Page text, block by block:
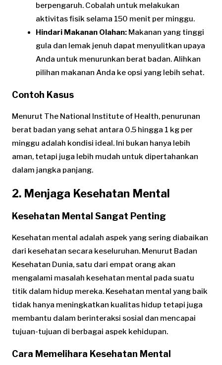
berpengaruh. Cobalah untuk melakukan
aktivitas fisik selama 150 menit per minggu.
Hindari Makanan Olahan: Makanan yang tinggi
gula dan lemak jenuh dapat menyulitkan upaya
Anda untuk menurunkan berat badan. Alihkan
pilihan makanan Anda ke opsi yang lebih sehat.
Contoh Kasus
Menurut The National Institute of Health, penurunan
berat badan yang sehat antara 0.5 hingga 1 kg per
minggu adalah kondisi ideal. Ini bukan hanya lebih
aman, tetapi juga lebih mudah untuk dipertahankan
dalam jangka panjang.
2. Menjaga Kesehatan Mental
Kesehatan Mental Sangat Penting
Kesehatan mental adalah aspek yang sering diabaikan
dari kesehatan secara keseluruhan. Menurut Badan
Kesehatan Dunia, satu dari empat orang akan
mengalami masalah kesehatan mental pada suatu
titik dalam hidup mereka. Kesehatan mental yang baik
tidak hanya meningkatkan kualitas hidup tetapi juga
membantu dalam berinteraksi sosial dan mencapai
tujuan-tujuan di berbagai aspek kehidupan.
Cara Memelihara Kesehatan Mental